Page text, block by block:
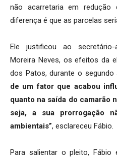
não acarretaria em
diferença é que as parcelas
Ele justificou ao
Moreira Neves, os efeitos da
dos Patos, durante o segundo
de um fator que acabou
quanto na saída do camarão
seja, a sua prorrogação
ambientais”, esclareceu Fábio.
Para salientar o pleito, Fábio